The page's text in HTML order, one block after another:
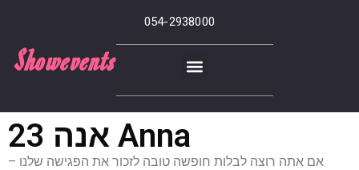
054-2938000
Showevents
אנה 23 Anna
אם אתה רוצה לבלות חופשה טובה לזכור את הפגישה שלנו –